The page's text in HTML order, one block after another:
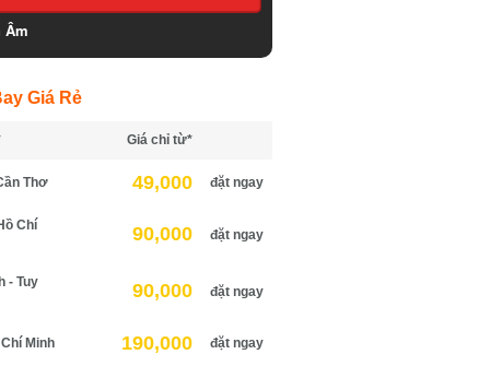
Âm
Giá Rẻ
Giá chỉ từ*
Thơ 49,000 đặt ngay
Chí
90,000 đặt ngay
- Tuy
90,000 đặt ngay
Minh 190,000 đặt ngay